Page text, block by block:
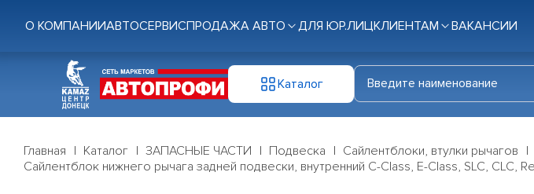
О КОМПАНИИАВТОСЕРВИСПРОДАЖА АВТО ДЛЯ ЮР.ЛИЦКЛИЕНТАМ ВАКАНСИИ
Каталог
Главная Каталог ЗАПАСНЫЕ ЧАСТИ Подвеска
Сайлентблоки, втулки рычагов
Сайлентблок нижнего рычага задней подвески, внутренний C-Class, E-Class, SLC, CLC,